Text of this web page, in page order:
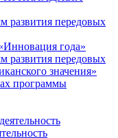
развития передовых
года»
развития передовых
значения»
программы